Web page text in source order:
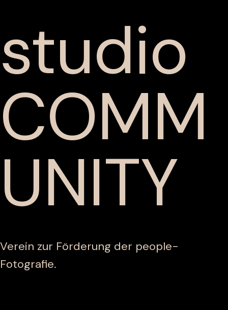
studio
COMM
UNITY
Verein zur Förderung der people-
Fotografie.